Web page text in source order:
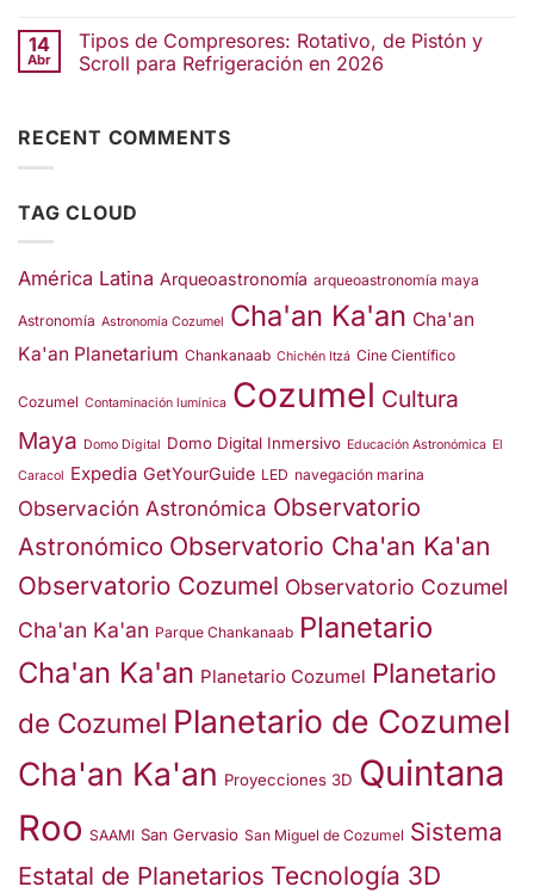
14
Abr
Tipos de Compresores: Rotativo, de Pistón y
Scroll para Refrigeración en 2026
RECENT COMMENTS
TAG CLOUD
América Latina Arqueoastronomía arqueoastronomía maya
Astronomía Astronomía Cozumel Cha'an Ka'an Cha'an
Ka'an Planetarium Chankanaab Chichén Itzá Cine Científico
Cozumel Contaminación lumínica Cozumel Cultura
Maya
Domo Digital Domo Digital Inmersivo Educación Astronómica El
Caracol
Expedia GetYourGuide LED navegación marina
Observación Astronómica Observatorio
Astronómico Observatorio Cha'an Ka'an
Observatorio Cozumel Observatorio Cozumel
Cha'an Ka'an Parque Chankanaab Planetario
Cha'an Ka'an Planetario Cozumel Planetario
de Cozumel Planetario de Cozumel
Cha'an Ka'an Proyecciones 3D Quintana
Roo SAAMI San Gervasio San Miguel de Cozumel Sistema
Estatal de Planetarios Tecnología 3D